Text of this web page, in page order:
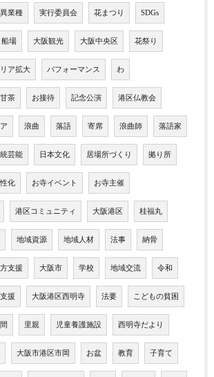
異業種 実行委員会 花まつり SDGs
船場 大阪観光 大阪中央区 花祭り
ア拡大 パフォーマンス わ
甘茶 お接待 記念公演 港区仏教会
浪曲 落語 寄席 浪曲師 落語家
芸能 日本文化 居場所づくり 拠り所
化 お寺イベント お寺主催
港区コミュニティ 大阪港区 桂福丸
地域資源 地域人材 法事 納骨
支援 大阪市 学校 地域交流 令和
援 大阪港区西明寺 法要 こどもの貧困
里親 児童養護施設 西明寺だより
大阪市港区市岡 お盆 教育 子育て